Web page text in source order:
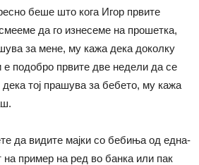
беше што кога Игор првите
да го изнесеме на прошетка,
за мене, му кажа дека доколку
подобро првите две недели да се
тој прашува за бебето, му кажа
да видите мајки со бебиња од една-
на пример на ред во банка или пак